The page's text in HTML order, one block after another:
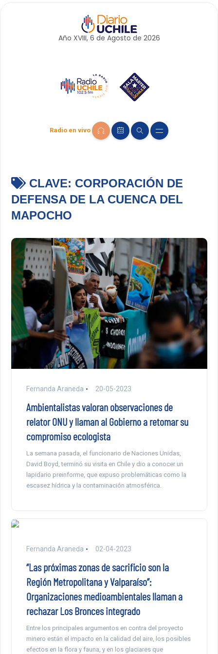
Año XVIII, 6 de Agosto de 2026
Radio en vivo
CLAVE: CORPORACIÓN DE
DEFENSA DE LA CUENCA DEL
MAPOCHO
Fernanda Araneda 20-05-2023
Ambientalistas valoran observaciones de
relator ONU y llaman al Gobierno a retomar su
compromiso ecologista
La semana pasada, el funcionario de Naciones Unidas,
David Boyd, terminó su visita en Chile y dio a conocer un
lapidario preinforme, que expuso problemáticas como la
escasez hídrica y la contaminación atmosférica.
Fernanda Araneda 02-04-2023
“Las próximas zonas de sacrificio son la
Región Metropolitana y Valparaíso”:
Organizaciones medioambientales llaman a
rechazar Los Bronces integrado
Entre los principales argumentos en contra del proyecto
minero están el impacto en la calidad del aire, los posibles
efectos en la flora y fauna, y en los glaciares que